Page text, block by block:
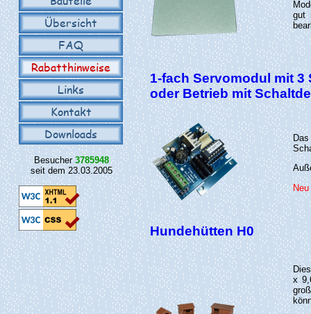
Übersicht
FAQ
Rabatthinweise
Links
Kontakt
Downloads
Besucher3785948
seit dem 23.03.2005
gut
1-fach Servomodul mit
oder Betrieb mit
Hundehütten H0
x